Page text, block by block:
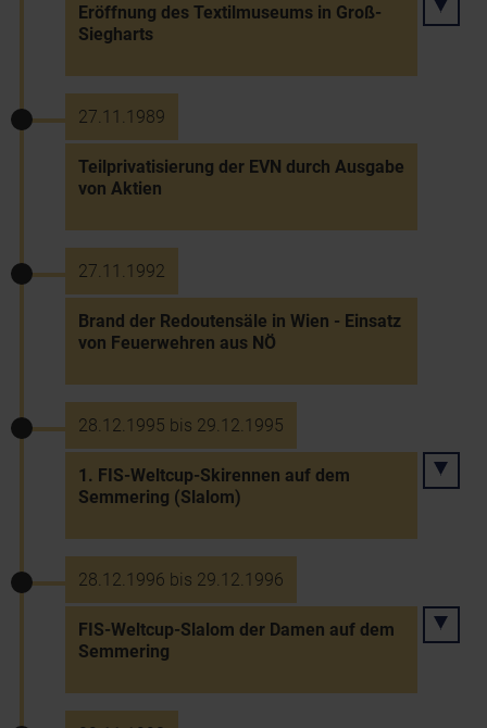
Eröffnung des Textilmuseums in Groß-
Siegharts
27.11.1989
Teilprivatisierung der EVN durch Ausgabe
von Aktien
27.11.1992
Brand der Redoutensäle in Wien - Einsatz
von Feuerwehren aus NÖ
28.12.1995 bis 29.12.1995
1. FIS-Weltcup-Skirennen auf dem
Semmering (Slalom)
28.12.1996 bis 29.12.1996
FIS-Weltcup-Slalom der Damen auf dem
Semmering